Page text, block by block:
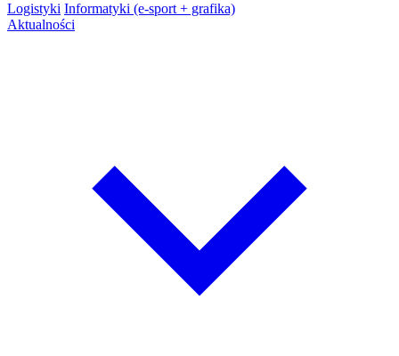
Logistyki Informatyki (e-sport + grafika)
Aktualności